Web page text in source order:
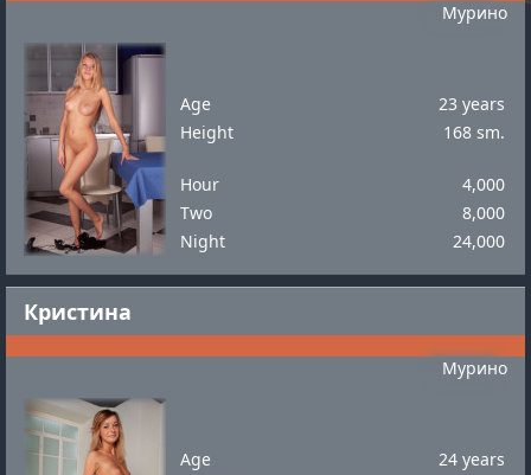
Мурино
Age
23 years
Height
168 sm.
Hour
4,000
Two
8,000
Night
24,000
Кристина
Мурино
Age
24 years